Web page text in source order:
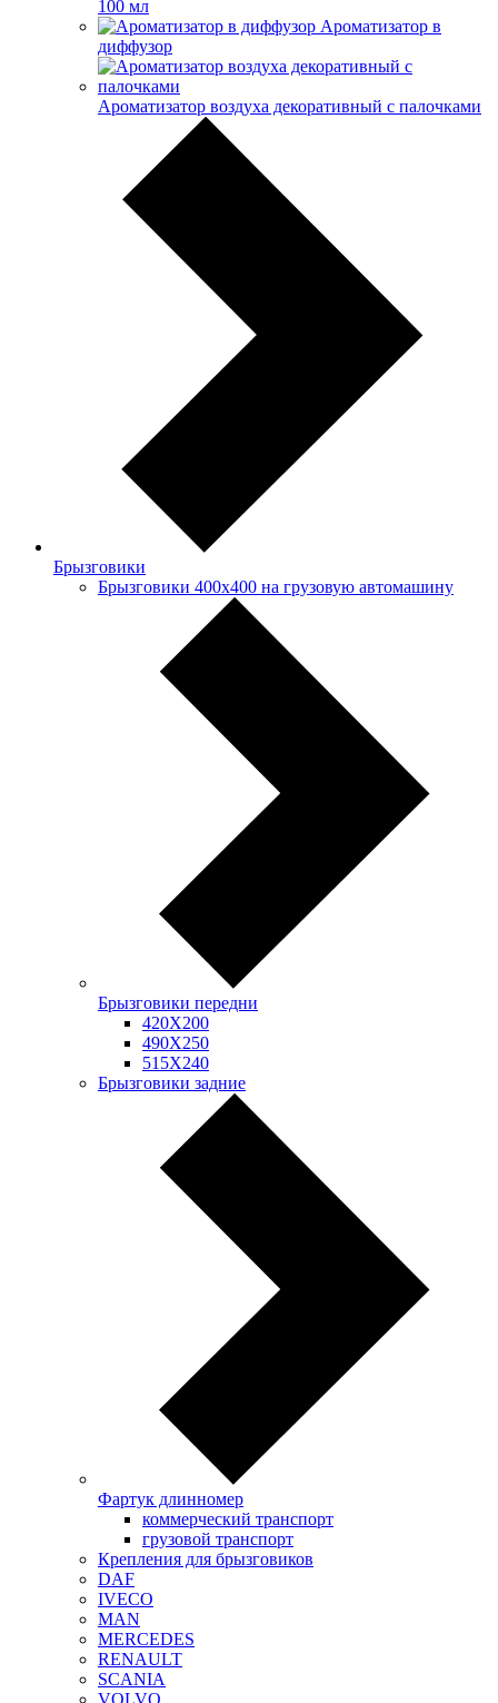
100 мл
Ароматизатор в
диффузор
Ароматизатор воздуха декоративный с палочками
Брызговики
Брызговики 400х400 на грузовую автомашину
Брызговики передни
420Х200
490Х250
515Х240
Брызговики задние
Фартук длинномер
коммерческий транспорт
грузовой транспорт
Крепления для брызговиков
DAF
IVECO
MAN
MERCEDES
RENAULT
SCANIA
VOLVO